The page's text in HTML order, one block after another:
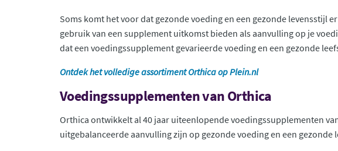
Soms komt het voor dat gezonde voeding en een gezonde levensstijl
gebruik van een supplement uitkomst bieden als aanvulling op je
dat een voedingssupplement gevarieerde voeding en een gezonde
Ontdek het volledige assortiment Orthica op Plein.nl
Voedingssupplementen van Orthica
Orthica ontwikkelt al 40 jaar uiteenlopende voedingssupplementen
uitgebalanceerde aanvulling zijn op gezonde voeding en een gezonde